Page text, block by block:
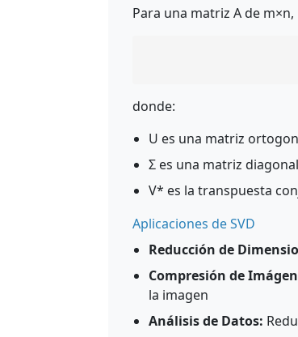
Para una matriz A de m×n,
donde:
U es una matriz
Σ es una matriz
V* es la transpuesta
Aplicaciones de SVD
Reducción de
Compresión de
la imagen
Análisis de Datos: